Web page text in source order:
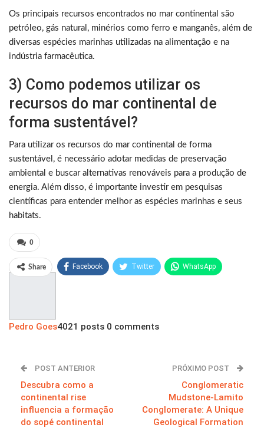
Os principais recursos encontrados no mar continental são
petróleo, gás natural, minérios como ferro e manganês, além de
diversas espécies marinhas utilizadas na alimentação e na
indústria farmacêutica.
3) Como podemos utilizar os
recursos do mar continental de
forma sustentável?
Para utilizar os recursos do mar continental de forma
sustentável, é necessário adotar medidas de preservação
ambiental e buscar alternativas renováveis para a produção de
energia. Além disso, é importante investir em pesquisas
científicas para entender melhor as espécies marinhas e seus
habitats.
0
Share Facebook Twitter WhatsApp
Pedro Goes4021 posts 0 comments
POST ANTERIOR
Descubra como a
continental rise
influencia a formação
do sopé continental
PRÓXIMO POST
Conglomeratic
Mudstone-Lamito
Conglomerate: A Unique
Geological Formation